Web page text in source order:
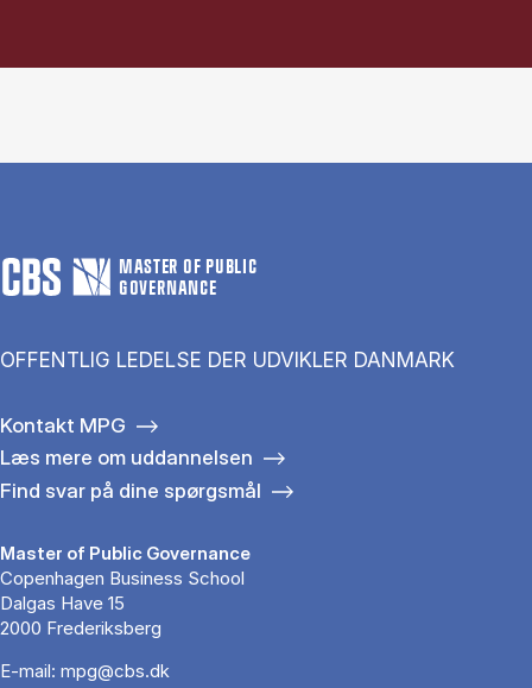
MASTER OF PUBLIC
GOVERNANCE
OFFENTLIG LEDELSE DER UDVIKLER DANMARK
Kontakt MPG
Læs mere om uddannelsen
Find svar på dine spørgsmål
Master of Public Governance
Copenhagen Business School
Dalgas Have 15
2000 Frederiksberg
E-mail: mpg@cbs.dk